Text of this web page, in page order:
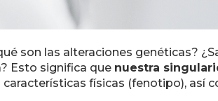
son las alteraciones genéticas?
Esto significa que nuestra
características físicas (fenotipo), así